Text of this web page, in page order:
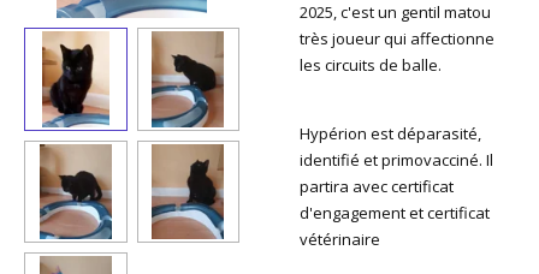
2025, c'est un gentil matou
très joueur qui affectionne
les circuits de balle.
Hypérion est déparasité,
identifié et primovacciné. Il
partira avec certificat
d'engagement et certificat
vétérinaire